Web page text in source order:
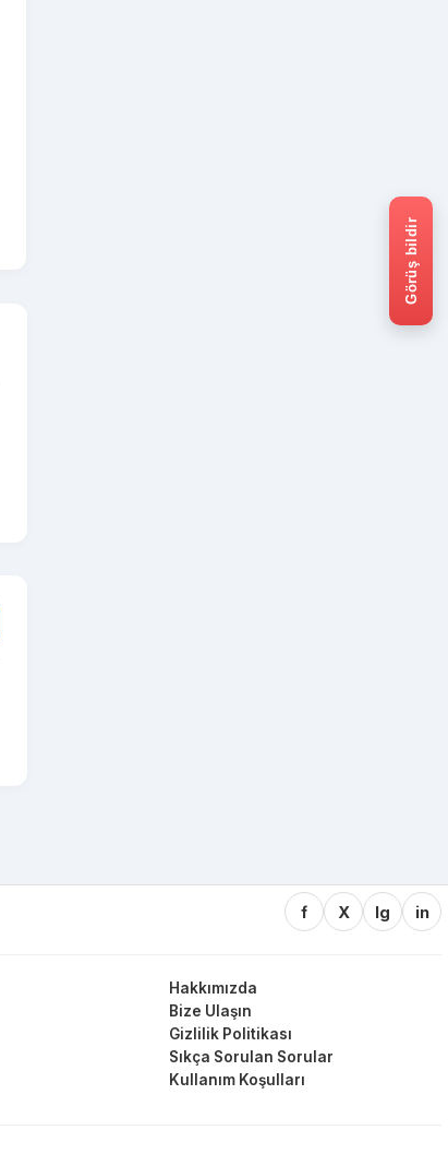
f X Ig in
Hakkımızda
Bize Ulaşın
Gizlilik Politikası
Sıkça Sorulan Sorular
Kullanım Koşulları
Görüş bildir